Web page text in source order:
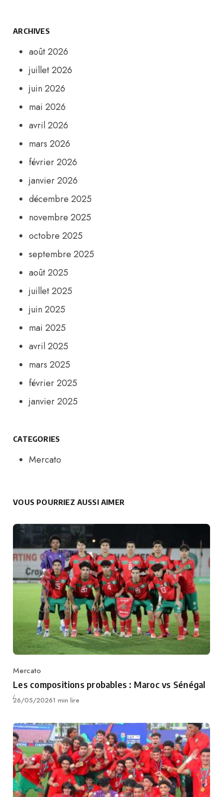
ARCHIVES
août 2026
juillet 2026
juin 2026
mai 2026
avril 2026
mars 2026
février 2026
janvier 2026
décembre 2025
novembre 2025
octobre 2025
septembre 2025
août 2025
juillet 2025
juin 2025
mai 2025
avril 2025
mars 2025
février 2025
janvier 2025
CATEGORIES
Mercato
VOUS POURRIEZ AUSSI AIMER
Category
Mercato
Les compositions probables : Maroc vs Sénégal
Publié
26/05/20261 min lire